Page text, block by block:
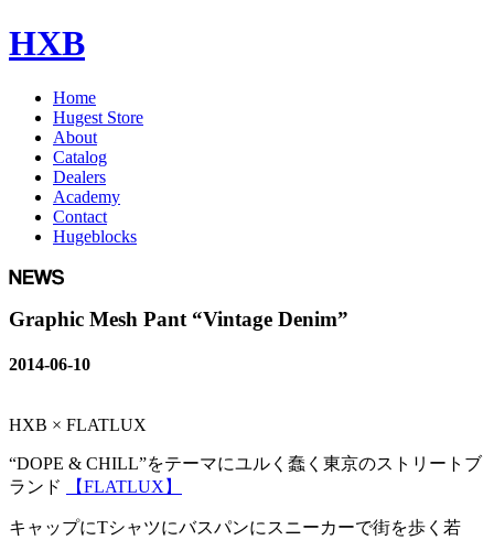
HXB
Home
Hugest Store
About
Catalog
Dealers
Academy
Contact
Hugeblocks
Graphic Mesh Pant “Vintage Denim”
2014-06-10
HXB × FLATLUX
“DOPE & CHILL”をテーマにユルく蠢く東京のストリートブ
ランド
【FLATLUX】
キャップにTシャツにバスパンにスニーカーで街を歩く若